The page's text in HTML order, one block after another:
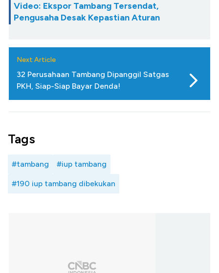
Video: Ekspor Tambang Tersendat,
Pengusaha Desak Kepastian Aturan
Next Article
32 Perusahaan Tambang Dipanggil Satgas
PKH, Siap-Siap Bayar Denda!
Tags
#tambang #iup tambang
#190 iup tambang dibekukan